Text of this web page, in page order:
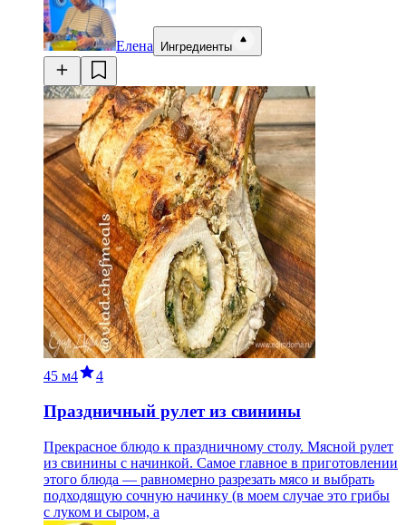
Елена Ингредиенты
45 м4 4
Праздничный рулет из свинины
Прекрасное блюдо к праздничному столу. Мясной рулет
из свинины с начинкой. Самое главное в приготовлении
этого блюда — равномерно разрезать мясо и выбрать
подходящую сочную начинку (в моем случае это грибы
с луком и сыром, а